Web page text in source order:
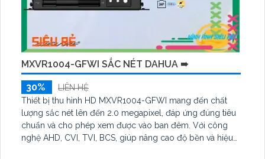
MXVR1004-GFWI SẮC NÉT DAHUA ➠
30%
LIÊN HỆ
Thiết bị thu hình HD MXVR1004-GFWI mang đến chất
lượng sắc nét lên đến 2.0 megapixel, đáp ứng đúng tiêu
chuẩn và cho phép xem được vào ban đêm. Với công
nghệ AHD, CVI, TVI, BCS, giúp nâng cao độ bền và hiệu